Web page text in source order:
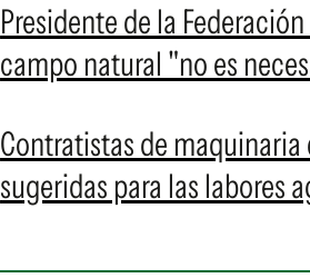
Presidente de la
campo natural "no es
Contratistas de
sugeridas para las labores